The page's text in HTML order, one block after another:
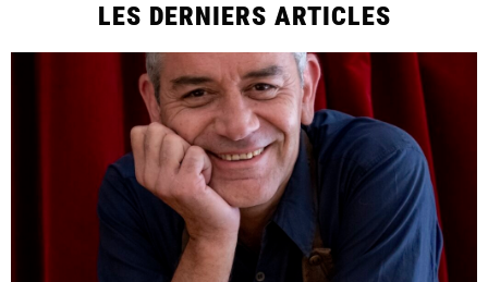
LES DERNIERS ARTICLES